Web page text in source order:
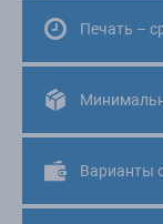
Печать –
Варианты